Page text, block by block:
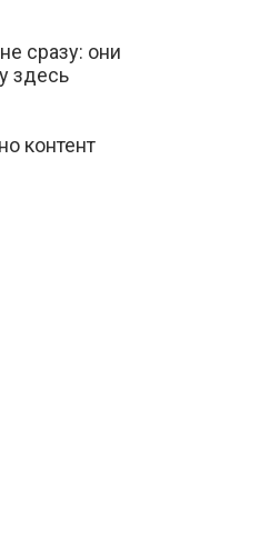
сразу: они
здесь
контент